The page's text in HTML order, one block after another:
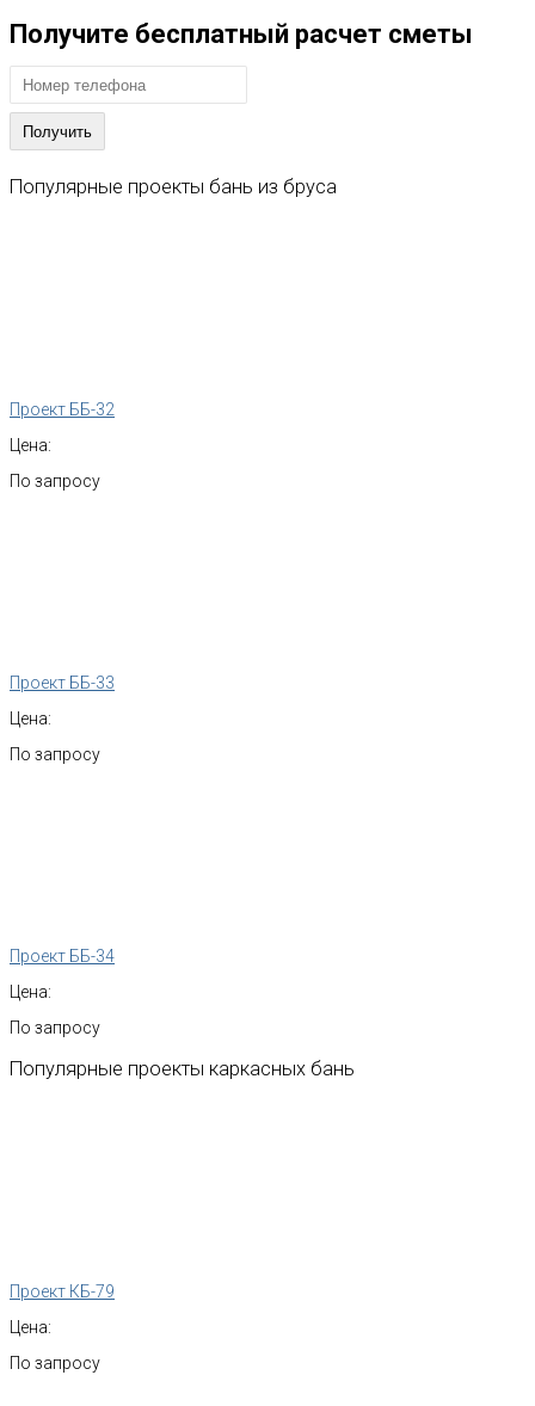
Получите бесплатный расчет сметы
Популярные проекты бань из бруса
Проект ББ-32
Цена:
По запросу
Проект ББ-33
Цена:
По запросу
Проект ББ-34
Цена:
По запросу
Популярные проекты каркасных бань
Проект КБ-79
Цена:
По запросу